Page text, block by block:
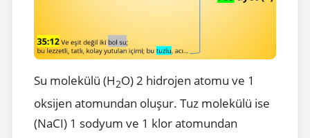
Su molekülü (H2O) 2 hidrojen atomu ve 1
oksijen atomundan oluşur. Tuz molekülü ise
(NaCI) 1 sodyum ve 1 klor atomundan